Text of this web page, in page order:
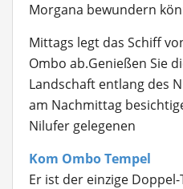
Morgana bewundern
Mittags legt das Schiff
Ombo ab.Genießen Sie
Landschaft entlang des
am Nachmittag
Nilufer gelegenen
Kom Ombo Tempel
Er ist der einzige